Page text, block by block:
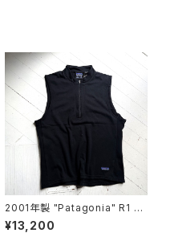
2001年製 "Patagonia" R1 Fl
ash vest
¥13,200